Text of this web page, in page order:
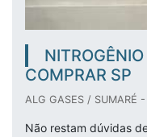
COMPRAR SP
ALG GASES / SUMARÉ -
Não restam dúvidas